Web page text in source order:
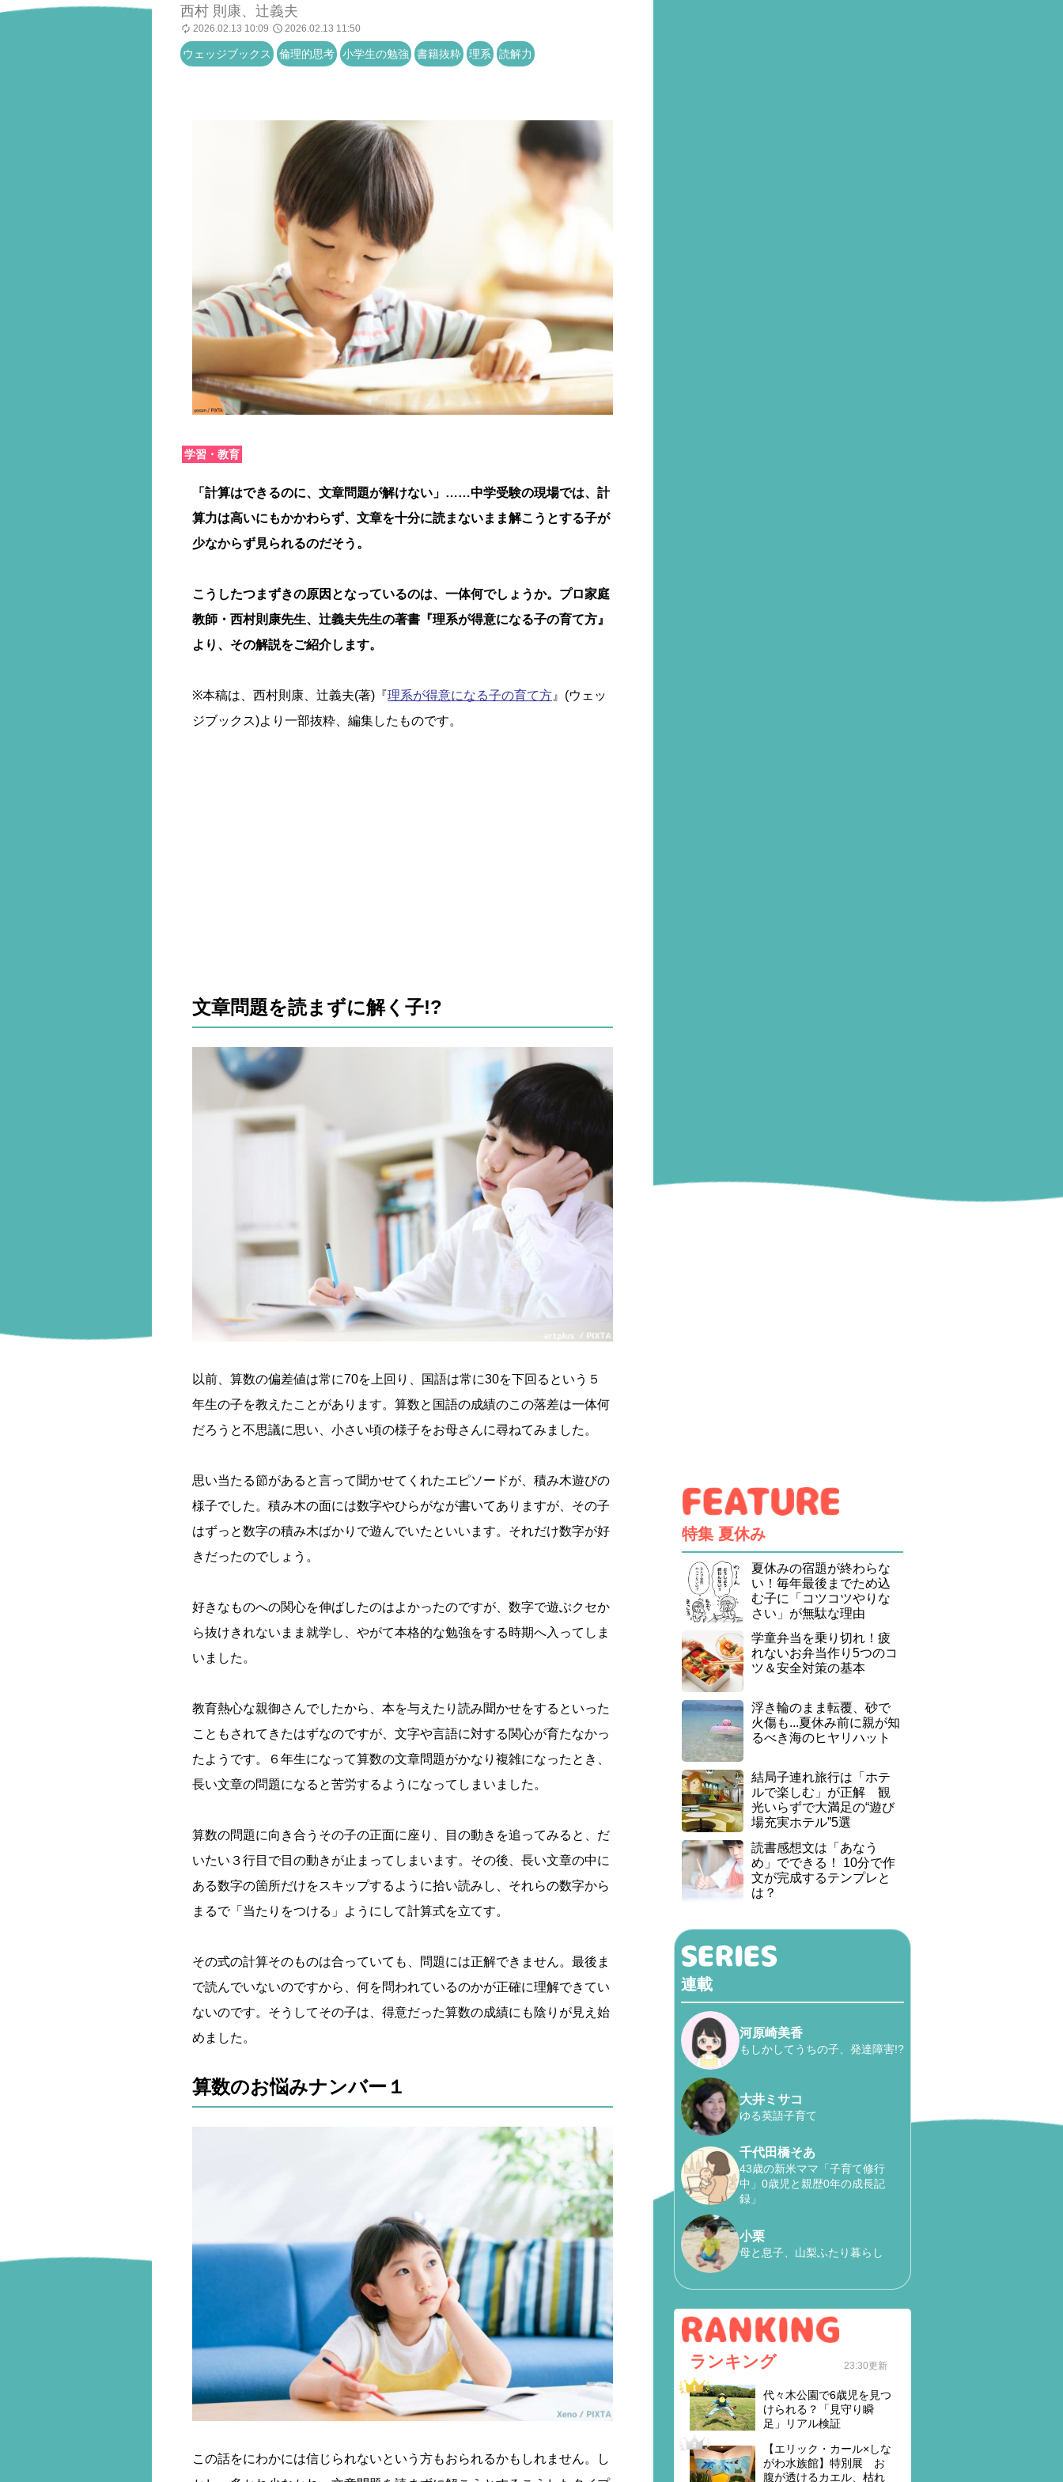
西村 則康、辻義夫
2026.02.13 10:09 2026.02.13 11:50
ウェッジブックス 倫理的思考 小学生の勉強 書籍抜粋 理系 読解力
学習・教育
「計算はできるのに、文章問題が解けない」……中学受験の現場では、計
算力は高いにもかかわらず、文章を十分に読まないまま解こうとする子が
少なからず見られるのだそう。
こうしたつまずきの原因となっているのは、一体何でしょうか。プロ家庭
教師・西村則康先生、辻義夫先生の著書『理系が得意になる子の育て方』
より、その解説をご紹介します。
※本稿は、西村則康、辻義夫(著)『理系が得意になる子の育て方 』(ウェッ
ジブックス)より一部抜粋、編集したものです。
文章問題を読まずに解く子!?
以前、算数の偏差値は常に70を上回り、国語は常に30を下回るという５
年生の子を教えたことがあります。算数と国語の成績のこの落差は一体何
だろうと不思議に思い、小さい頃の様子をお母さんに尋ねてみました。
思い当たる節があると言って聞かせてくれたエピソードが、積み木遊びの
様子でした。積み木の面には数字やひらがなが書いてありますが、その子
はずっと数字の積み木ばかりで遊んでいたといいます。それだけ数字が好
きだったのでしょう。
好きなものへの関心を伸ばしたのはよかったのですが、数字で遊ぶクセか
ら抜けきれないまま就学し、やがて本格的な勉強をする時期へ入ってしま
いました。
教育熱心な親御さんでしたから、本を与えたり読み聞かせをするといった
こともされてきたはずなのですが、文字や言語に対する関心が育たなかっ
たようです。６年生になって算数の文章問題がかなり複雑になったとき、
長い文章の問題になると苦労するようになってしまいました。
算数の問題に向き合うその子の正面に座り、目の動きを追ってみると、だ
いたい３行目で目の動きが止まってしまいます。その後、長い文章の中に
ある数字の箇所だけをスキップするように拾い読みし、それらの数字から
まるで「当たりをつける」ようにして計算式を立てす。
その式の計算そのものは合っていても、問題には正解できません。最後ま
で読んでいないのですから、何を問われているのかが正確に理解できてい
ないのです。そうしてその子は、得意だった算数の成績にも陰りが見え始
めました。
算数のお悩みナンバー１
この話をにわかには信じられないという方もおられるかもしれません。し
特集 夏休み
夏休みの宿題が終わらな
い！毎年最後までため込
む子に「コツコツやりな
さい」が無駄な理由
学童弁当を乗り切れ！疲
れないお弁当作り5つのコ
ツ＆安全対策の基本
浮き輪のまま転覆、砂で
火傷も...夏休み前に親が知
るべき海のヒヤリハット
結局子連れ旅行は「ホテ
ルで楽しむ」が正解 観
光いらずで大満足の“遊び
場充実ホテル”5選
読書感想文は「あなう
め」でできる！ 10分で作
文が完成するテンプレと
は？
連載
河原崎美香
もしかしてうちの子、発達障害!?
大井ミサコ
ゆる英語子育て
千代田橋そあ
43歳の新米ママ「子育て修行
中」0歳児と親歴0年の成長記
録」
小栗
母と息子、山梨ふたり暮らし
ランキング 23:30更新
代々木公園で6歳児を見つ
けられる？「見守り瞬
足」リアル検証
【エリック・カール×しな
がわ水族館】特別展 お
腹が透けるカエル、枯れ